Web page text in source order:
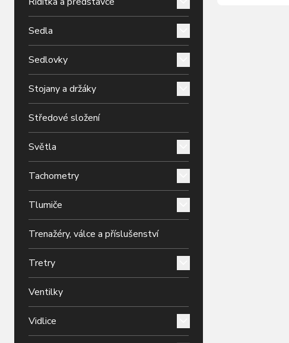
Sedla
Sedlovky
Stojany a držáky
Středové složení
Světla
Tachometry
Tlumiče
Trenažéry, válce a příslušenství
Tretry
Ventilky
Vidlice